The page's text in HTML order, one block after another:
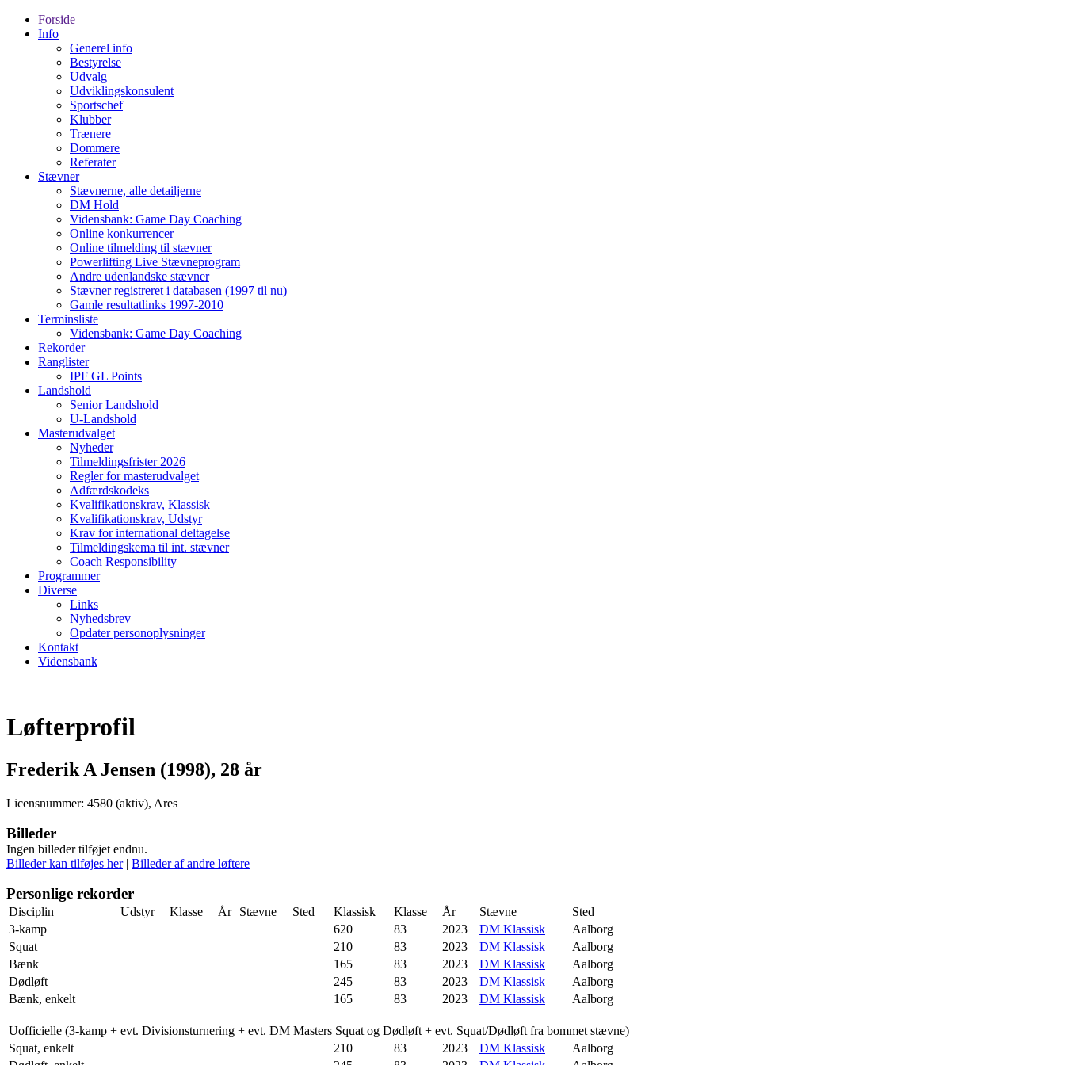
Forside
Info
Generel info
Bestyrelse
Udvalg
Udviklingskonsulent
Sportschef
Klubber
Trænere
Dommere
Referater
Stævner
Stævnerne, alle detailjerne
DM Hold
Vidensbank: Game Day Coaching
Online konkurrencer
Online tilmelding til stævner
Powerlifting Live Stævneprogram
Andre udenlandske stævner
Stævner registreret i databasen (1997 til nu)
Gamle resultatlinks 1997-2010
Terminsliste
Vidensbank: Game Day Coaching
Rekorder
Ranglister
IPF GL Points
Landshold
Senior Landshold
U-Landshold
Masterudvalget
Nyheder
Tilmeldingsfrister 2026
Regler for masterudvalget
Adfærdskodeks
Kvalifikationskrav, Klassisk
Kvalifikationskrav, Udstyr
Krav for international deltagelse
Tilmeldingskema til int. stævner
Coach Responsibility
Programmer
Diverse
Links
Nyhedsbrev
Opdater personoplysninger
Kontakt
Vidensbank
Løfterprofil
Frederik A Jensen (1998), 28 år
Licensnummer: 4580 (aktiv), Ares
Billeder
Ingen billeder tilføjet endnu.
Billeder kan tilføjes her| Billeder af andre løftere
Personlige rekorder
Disciplin Udstyr Klasse År Stævne Sted Klassisk Klasse År Stævne
Sted
3-kamp
620 83 2023 DM Klassisk
Aalborg
Squat
210 83 2023 DM Klassisk
Aalborg
Bænk
165 83 2023 DM Klassisk
Aalborg
Dødløft
245 83 2023 DM Klassisk
Aalborg
Bænk, enkelt
165 83 2023 DM Klassisk Aalborg
Uofficielle (3-kamp + evt. Divisionsturnering + evt. DM Masters Squat og Dødløft + evt. Squat/Dødløft fra bommet stævne)
Squat, enkelt
210 83 2023 DM Klassisk
Aalborg